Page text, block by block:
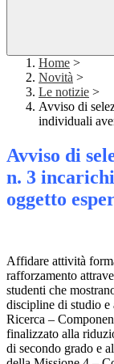
Home >
Novità >
Le notizie >
Avviso di
individuali
Avviso di
n. 3
oggetto
Affidare attività
rafforzamento
studenti che
discipline di studio e
Ricerca –
finalizzato alla
di secondo grado e